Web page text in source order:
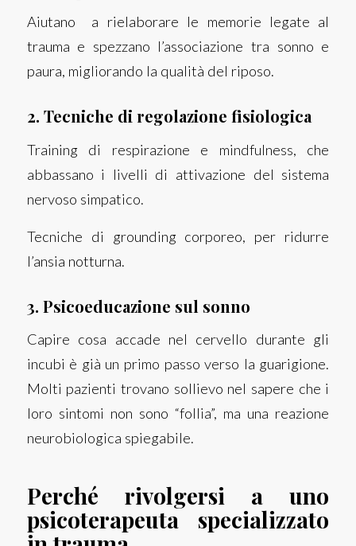
Aiutano a rielaborare le memorie legate al
trauma e spezzano l’associazione tra sonno e
paura, migliorando la qualità del riposo.
2. Tecniche di regolazione fisiologica
Training di respirazione e mindfulness, che
abbassano i livelli di attivazione del sistema
nervoso simpatico.
Tecniche di grounding corporeo, per ridurre
l’ansia notturna.
3. Psicoeducazione sul sonno
Capire cosa accade nel cervello durante gli
incubi è già un primo passo verso la guarigione.
Molti pazienti trovano sollievo nel sapere che i
loro sintomi non sono “follia”, ma una reazione
neurobiologica spiegabile.
Perché rivolgersi a uno
psicoterapeuta specializzato